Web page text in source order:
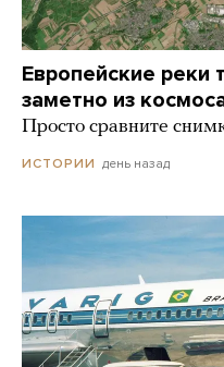
Европейские реки
заметно из
Просто сравните
ИСТОРИИ день назад